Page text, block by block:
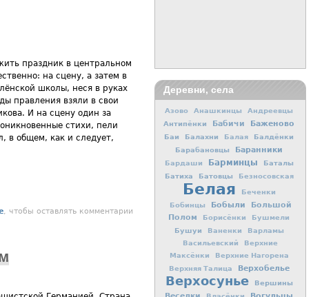
праздник в центральном
на сцену, а затем в
школы, неся в руках
правления взяли в свои
И на сцену один за
стихи, пели
в общем, как и следует,
мероприятия 9 Мая в посёлке Фаленки
, чтобы оставлять комментарии
Деревни, села
Азово Анашкинцы Андреевцы
Антипёнки Бабичи Баженово
Баи Балахни Балая
Балдёнки
Барабановцы
Баранники
Бардаши Барминцы
Баталы
Батиха
Батовцы Безносовская
Белая
Беченки
Бобинцы
Бобыли
Большой
Полом
Борисёнки Бушмели
Бушуи Ваненки
Варламы
Васильевский
Верхние
Максёнки
Верхние Нагорена
Верхняя Талица
Верхобелье
Верхосунье Вершины